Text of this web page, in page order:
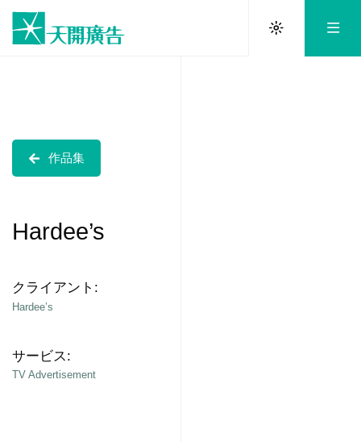
作品集
Hardee’s
クライアント:
Hardee’s
サービス:
TV Advertisement